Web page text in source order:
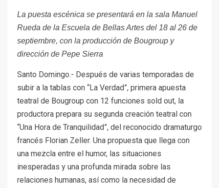
La puesta escénica se presentará en la sala Manuel
Rueda de la Escuela de Bellas Artes del 18 al 26 de
septiembre, con la producción de Bougroup y
dirección de Pepe Sierra
Santo Domingo.- Después de varias temporadas de
subir a la tablas con “La Verdad”, primera apuesta
teatral de Bougroup con 12 funciones sold out, la
productora prepara su segunda creación teatral con
“Una Hora de Tranquilidad”, del reconocido dramaturgo
francés Florian Zeller. Una propuesta que llega con
una mezcla entre el humor, las situaciones
inesperadas y una profunda mirada sobre las
relaciones humanas, así como la necesidad de